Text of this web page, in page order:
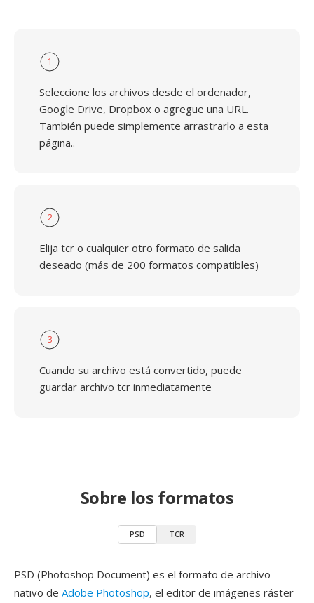
1
Seleccione los archivos desde el ordenador,
Google Drive, Dropbox o agregue una URL.
También puede simplemente arrastrarlo a esta
página..
2
Elija tcr o cualquier otro formato de salida
deseado (más de 200 formatos compatibles)
3
Cuando su archivo está convertido, puede
guardar archivo tcr inmediatamente
Sobre los formatos
PSD TCR
PSD (Photoshop Document) es el formato de archivo
nativo de Adobe Photoshop, el editor de imágenes ráster